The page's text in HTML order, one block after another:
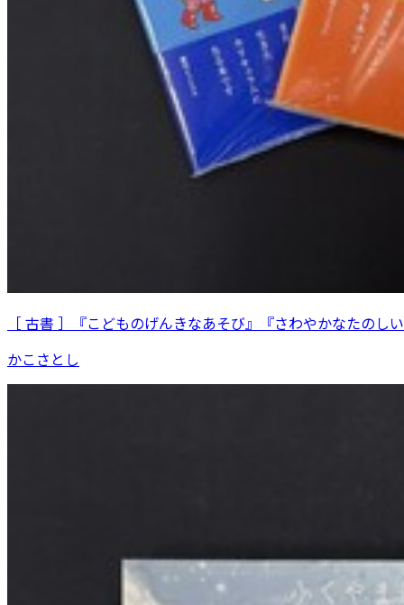
［ 古書 ］『こどものげんきなあそび』『さわやかなたの
かこさとし